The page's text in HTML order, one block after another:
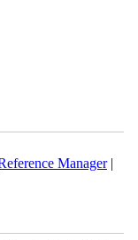
Reference Manager